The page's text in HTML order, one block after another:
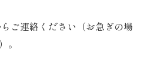
ご連絡ください（お急ぎの場
。